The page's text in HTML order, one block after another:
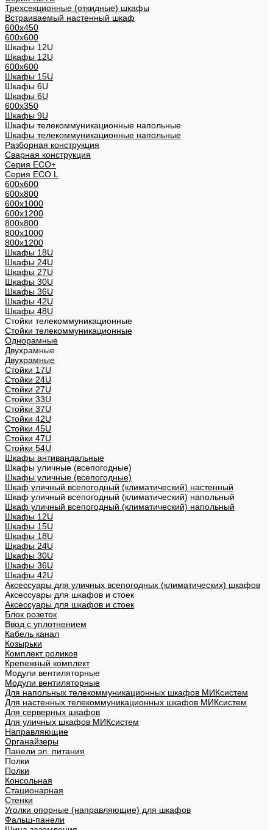
Трехсекционные (откидные) шкафы
Встраиваемый настенный шкаф
600x450
600x600
Шкафы 12U
Шкафы 12U
600x600
Шкафы 15U
Шкафы 6U
Шкафы 6U
600x350
Шкафы 9U
Шкафы телекоммуникационные напольные
Шкафы телекоммуникационные напольные
Разборная конструкция
Сварная конструкция
Серия ECO+
Серия ECO L
600x600
600x800
600х1000
600х1200
800x800
800х1000
800х1200
Шкафы 18U
Шкафы 24U
Шкафы 27U
Шкафы 30U
Шкафы 36U
Шкафы 42U
Шкафы 48U
Стойки телекоммуникационные
Стойки телекоммуникационные
Однорамные
Двухрамные
Двухрамные
Стойки 17U
Стойки 24U
Стойки 27U
Стойки 33U
Стойки 37U
Стойки 42U
Стойки 45U
Стойки 47U
Стойки 54U
Шкафы антивандальные
Шкафы уличные (всепогодные)
Шкафы уличные (всепогодные)
Шкаф уличный всепогодный (климатический) настенный
Шкаф уличный всепогодный (климатический) напольный
Шкаф уличный всепогодный (климатический) напольный
Шкафы 12U
Шкафы 15U
Шкафы 18U
Шкафы 24U
Шкафы 30U
Шкафы 36U
Шкафы 42U
Аксессуары для уличных всепогодных (климатических) шкафов
Аксессуары для шкафов и стоек
Аксессуары для шкафов и стоек
Блок розеток
Ввод с уплотнением
Кабель канал
Козырьки
Комплект роликов
Крепежный комплект
Модули вентиляторные
Модули вентиляторные
Для напольных телекоммуникационных шкафов МИКсистем
Для настенных телекоммуникационных шкафов МИКсистем
Для серверных шкафов
Для уличных шкафов МИКсистем
Направляющие
Органайзеры
Панели эл. питания
Полки
Полки
Консольная
Стационарная
Стенки
Уголки опорные (направляющие) для шкафов
Фальш-панели